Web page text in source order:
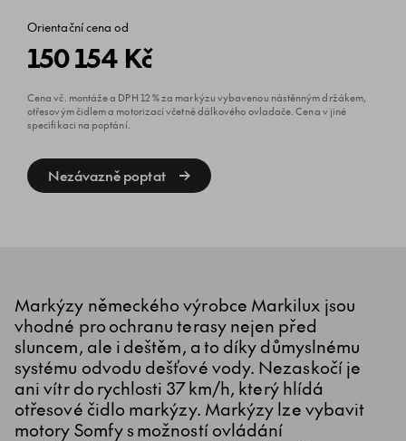
Markýzy německého výrobce Markilux jsou
vhodné pro ochranu terasy nejen před
sluncem, ale i deštěm, a to díky důmyslnému
systému odvodu dešťové vody. Nezaskočí je
ani vítr do rychlosti 37 km/h, který hlídá
otřesové čidlo markýzy. Markýzy lze vybavit
motory Somfy s možností ovládání
Orientační cena od
150 154 Kč
Cena vč. montáže a DPH 12 % za markýzu vybavenou nástěnným držákem,
otřesovým čidlem a motorizací včetně dálkového ovladače. Cena v jiné
specifikaci na poptání.
Nezávazně poptat